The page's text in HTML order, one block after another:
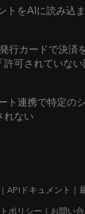
トをAIに読み込
行カードで決済
許可されていない
ト連携で特定の
れない
｜ APIドキュメント ｜
ポリシー ｜ お問い